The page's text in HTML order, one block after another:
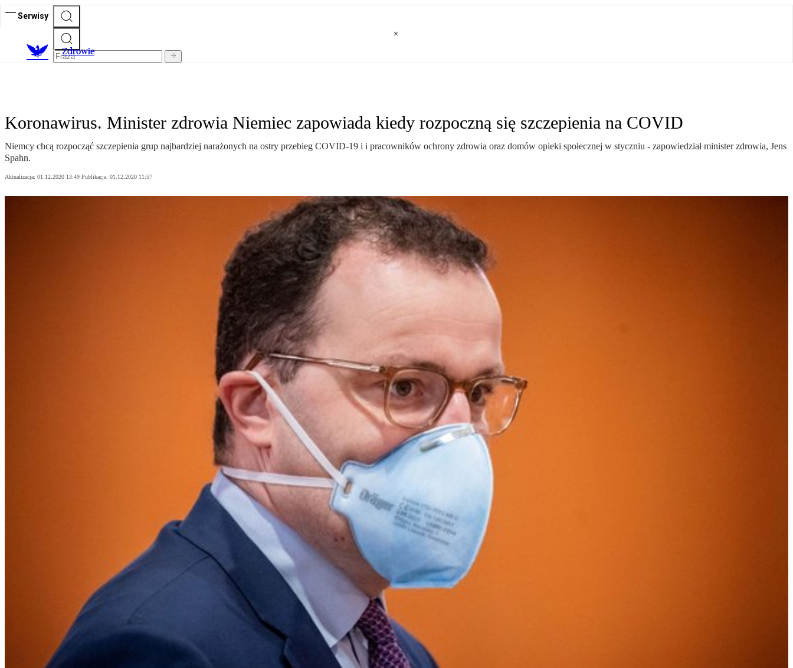
Serwisy
Zdrowie
Koronawirus. Minister zdrowia Niemiec zapowiada kiedy rozpoczną się szczepienia na COVID
Niemcy chcą rozpocząć szczepienia grup najbardziej narażonych na ostry przebieg COVID-19 i i pracowników ochrony zdrowia oraz domów opieki społecznej w styczniu - zapowiedział minister zdrowia, Jens
Spahn.
Aktualizacja: 01.12.2020 13:49 Publikacja: 01.12.2020 11:57